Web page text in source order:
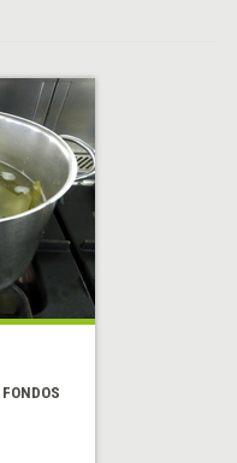
FONDOS